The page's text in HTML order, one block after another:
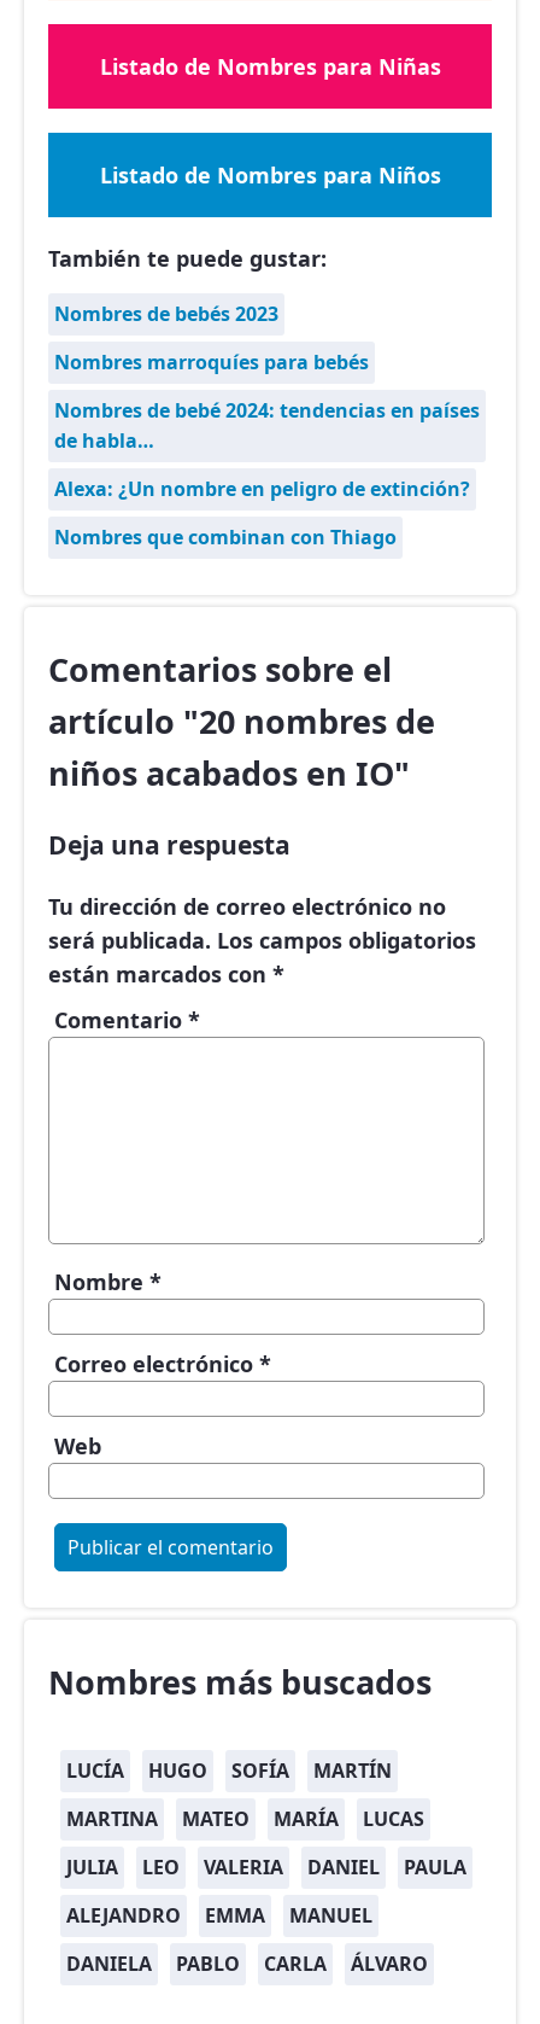
Listado de Nombres para Niñas
Listado de Nombres para Niños
También te puede gustar:
Nombres de bebés 2023
Nombres marroquíes para bebés
Nombres de bebé 2024: tendencias en países
de habla…
Alexa: ¿Un nombre en peligro de extinción?
Nombres que combinan con Thiago
Comentarios sobre el
artículo "20 nombres de
niños acabados en IO"
Deja una respuesta
Tu dirección de correo electrónico no
será publicada. Los campos obligatorios
están marcados con *
Comentario *
Nombre *
Correo electrónico *
Web
Nombres más buscados
LUCÍA HUGO SOFÍA
MARTÍN
MARTINA
MATEO MARÍA
LUCAS
JULIA
LEO VALERIA DANIEL
PAULA
ALEJANDRO
EMMA
MANUEL
DANIELA
PABLO CARLA ÁLVARO